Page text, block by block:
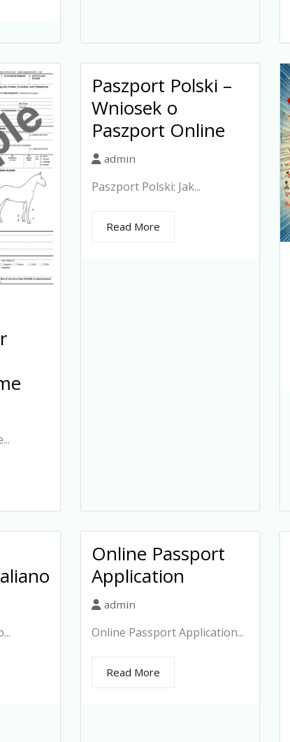
Paszport Polski –
Wniosek o
Paszport Online
admin
Paszport Polski: Jak...
Read More
Online Passport
Application
admin
Online Passport Application...
Read More